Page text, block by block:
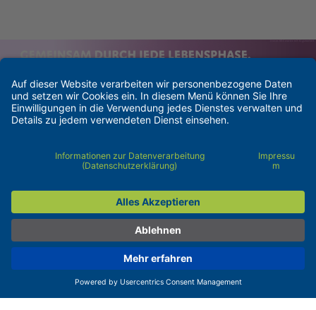
Barrierefreiheit
Pflichtangaben